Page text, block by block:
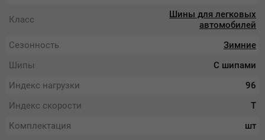
Класс
Шины для легковых
автомобилей
Сезонность
Зимние
Шипы
С шипами
Индекс нагрузки
96
Индекс скорости
T
Комплектация
шт